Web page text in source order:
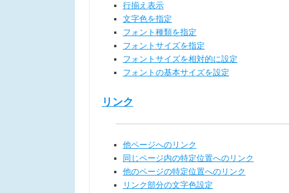
行揃え表示
文字色を指定
フォント種類を指定
フォントサイズを指定
フォントサイズを相対的に設定
フォントの基本サイズを設定
リンク
他ページへのリンク
同じページ内の特定位置へのリンク
他のページの特定位置へのリンク
リンク部分の文字色設定